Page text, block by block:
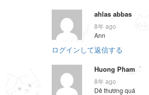
ahlas abbas
8年 ago
Ann
ログインして返信する
Huong Pham
8年 ago
Dê thương quá